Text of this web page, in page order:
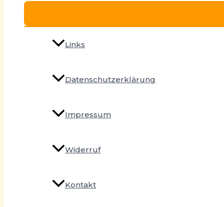
Links
Datenschutzerklärung
Impressum
Widerruf
Kontakt